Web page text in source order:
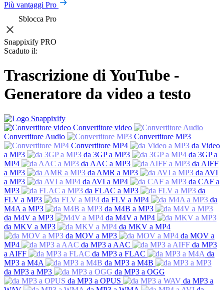
Più vantaggi Pro
Sblocca Pro
Snappixify PRO
Scaduto il:
Trascrizione di YouTube -
Generatore da video a testo
Convertitore video
Convertitore Audio
Convertitore MP3
Convertitore MP4
da Video
a MP3
da 3GP a MP3
da 3GP a
MP4
da AAC a MP3
da AIFF
a MP3
da AMR a MP3
da AVI
a MP3
da AVI a MP4
da CAF a
MP3
da FLAC a MP3
da
FLV a MP3
da FLV a MP4
da
M4A a MP3
da M4B a MP3
da M4V a MP3
da M4V a MP4
da MKV a MP3
da MKV a MP4
da MOV a MP3
da MOV a
MP4
da MP3 a AAC
da MP3
a AIFF
da MP3 a FLAC
da
MP3 a M4A
da MP3 a M4B
da MP3 a MP3
da MP3 a OGG
da MP3 a OPUS
da MP3 a